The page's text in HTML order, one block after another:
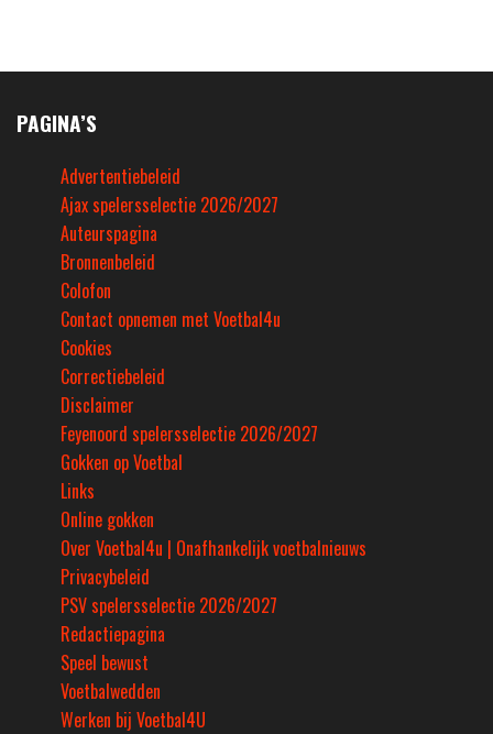
PAGINA’S
Advertentiebeleid
Ajax spelersselectie 2026/2027
Auteurspagina
Bronnenbeleid
Colofon
Contact opnemen met Voetbal4u
Cookies
Correctiebeleid
Disclaimer
Feyenoord spelersselectie 2026/2027
Gokken op Voetbal
Links
Online gokken
Over Voetbal4u | Onafhankelijk voetbalnieuws
Privacybeleid
PSV spelersselectie 2026/2027
Redactiepagina
Speel bewust
Voetbalwedden
Werken bij Voetbal4U